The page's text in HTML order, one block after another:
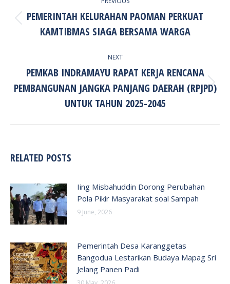
Previous
post:
PEMERINTAH KELURAHAN PAOMAN PERKUAT
KAMTIBMAS SIAGA BERSAMA WARGA
NEXT
Next
post:
PEMKAB INDRAMAYU RAPAT KERJA RENCANA
PEMBANGUNAN JANGKA PANJANG DAERAH (RPJPD)
UNTUK TAHUN 2025-2045
RELATED POSTS
Iing Misbahuddin Dorong Perubahan
Pola Pikir Masyarakat soal Sampah
9 June, 2026
Pemerintah Desa Karanggetas
Bangodua Lestarikan Budaya Mapag Sri
Jelang Panen Padi